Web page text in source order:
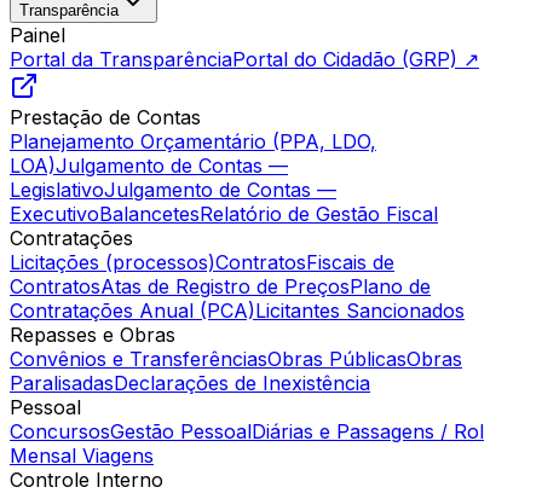
Transparência
Painel
Portal da TransparênciaPortal do Cidadão (GRP) ↗
Prestação de Contas
Planejamento Orçamentário (PPA, LDO,
LOA)Julgamento de Contas —
LegislativoJulgamento de Contas —
ExecutivoBalancetesRelatório de Gestão Fiscal
Contratações
Licitações (processos)ContratosFiscais de
ContratosAtas de Registro de PreçosPlano de
Contratações Anual (PCA)Licitantes Sancionados
Repasses e Obras
Convênios e TransferênciasObras PúblicasObras
ParalisadasDeclarações de Inexistência
Pessoal
ConcursosGestão PessoalDiárias e Passagens / Rol
Mensal Viagens
Controle Interno